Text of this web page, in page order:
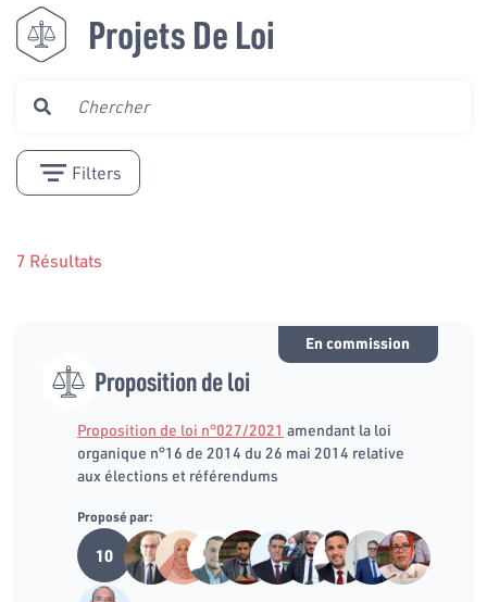
Projets De Loi
Filters
7 Résultats
En commission
Proposition de loi
Proposition de loi n°027/2021 amendant la loi
organique n°16 de 2014 du 26 mai 2014 relative
aux élections et référendums
Proposé par:
10